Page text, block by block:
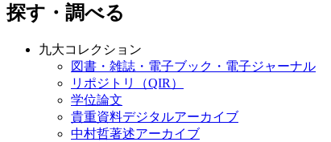
探す・調べる
九大コレクション
図書・雑誌・電子ブック・電子ジャーナル
リポジトリ（QIR）
学位論文
貴重資料デジタルアーカイブ
中村哲著述アーカイブ